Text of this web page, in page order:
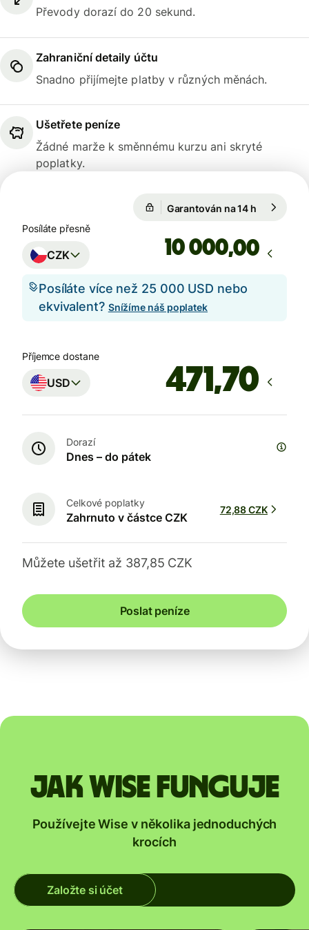
Převody dorazí do 20 sekund.
Zahraniční detaily účtu
Snadno přijímejte platby v různých měnách.
Ušetřete peníze
Žádné marže k směnnému kurzu ani skryté
poplatky.
Garantován na 14 h
Posíláte přesně
CZK ,00
Posíláte více než 25 000 USD nebo
ekvivalent? Snížíme náš poplatek
Příjemce dostane
USD
Dorazí
Dnes – do pátek
Celkové poplatky
Zahrnuto v částce CZK
72,88 CZK
Můžete ušetřit až 387,85 CZK
Poslat peníze
Jak Wise funguje
Používejte Wise v několika jednoduchých
krocích
Založte si účet